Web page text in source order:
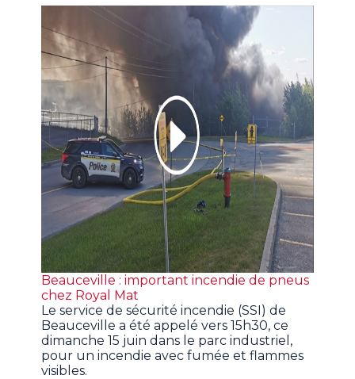
Beauceville : important incendie de pneus
chez Royal Mat
Le service de sécurité incendie (SSI) de
Beauceville a été appelé vers 15h30, ce
dimanche 15 juin dans le parc industriel,
pour un incendie avec fumée et flammes
visibles.